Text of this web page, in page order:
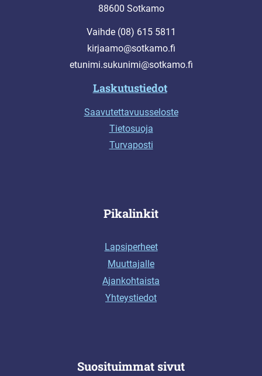
88600 Sotkamo
Vaihde (08) 615 5811
kirjaamo@sotkamo.fi
etunimi.sukunimi@sotkamo.fi
Laskutustiedot
Saavutettavuusseloste
Tietosuoja
Turvaposti
Pikalinkit
Lapsiperheet
Muuttajalle
Ajankohtaista
Yhteystiedot
Suosituimmat sivut